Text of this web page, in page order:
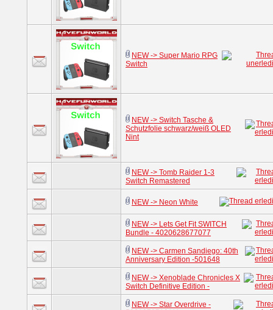
NEW -> Super Mario RPG
Switch
NEW -> Switch Tasche &
Schutzfolie schwarz/weiß OLED
Nint
NEW -> Tomb Raider 1-3
Switch Remastered
NEW -> Neon White
NEW -> Lets Get Fit SWITCH
Bundle - 4020628677077
NEW -> Carmen Sandiego: 40th
Anniversary Edition -501648
NEW -> Xenoblade Chronicles X
Switch Definitive Edition -
NEW -> Star Overdrive -